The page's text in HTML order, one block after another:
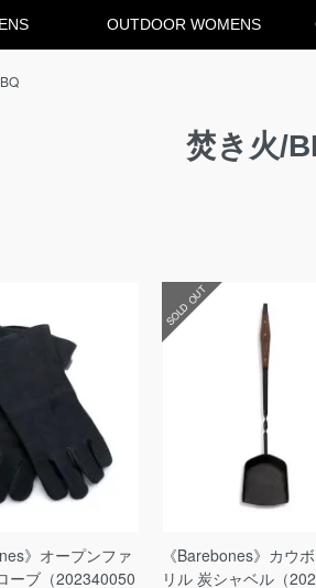
OUTDOOR WOMENS
焚き火/
》オープンファ
ーブ（202340050
SOLD OUT
《Barebones》カウ
リル 炭シャベル（